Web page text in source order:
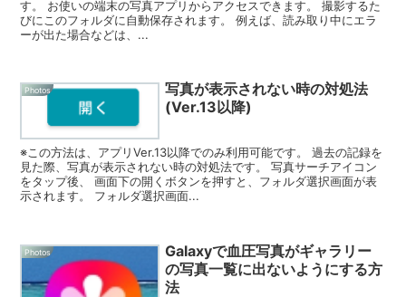
す。 お使いの端末の写真アプリからアクセスできます。 撮影するた
びにこのフォルダに自動保存されます。 例えば、読み取り中にエラ
ーが出た場合などは、...
Photos
写真が表示されない時の対処法
(Ver.13以降)
※この方法は、アプリVer.13以降でのみ利用可能です。 過去の記録を
見た際、写真が表示されない時の対処法です。 写真サーチアイコン
をタップ後、 画面下の開くボタンを押すと、フォルダ選択画面が表
示されます。 フォルダ選択画面...
Photos
Galaxyで血圧写真がギャラリー
の写真一覧に出ないようにする方
法